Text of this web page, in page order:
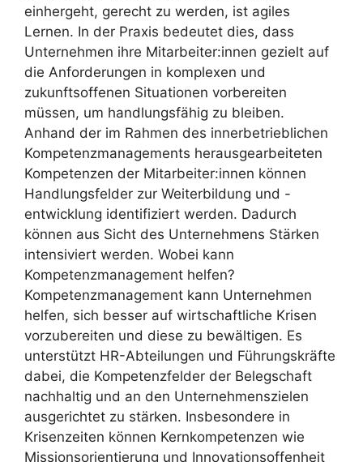
einhergeht, gerecht zu werden, ist agiles
Lernen. In der Praxis bedeutet dies, dass
Unternehmen ihre Mitarbeiter:innen gezielt auf
die Anforderungen in komplexen und
zukunftsoffenen Situationen vorbereiten
müssen, um handlungsfähig zu bleiben.
Anhand der im Rahmen des innerbetrieblichen
Kompetenzmanagements herausgearbeiteten
Kompetenzen der Mitarbeiter:innen können
Handlungsfelder zur Weiterbildung und -
entwicklung identifiziert werden. Dadurch
können aus Sicht des Unternehmens Stärken
intensiviert werden. Wobei kann
Kompetenzmanagement helfen?
Kompetenzmanagement kann Unternehmen
helfen, sich besser auf wirtschaftliche Krisen
vorzubereiten und diese zu bewältigen. Es
unterstützt HR-Abteilungen und Führungskräfte
dabei, die Kompetenzfelder der Belegschaft
nachhaltig und an den Unternehmenszielen
ausgerichtet zu stärken. Insbesondere in
Krisenzeiten können Kernkompetenzen wie
Missionsorientierung und Innovationsoffenheit